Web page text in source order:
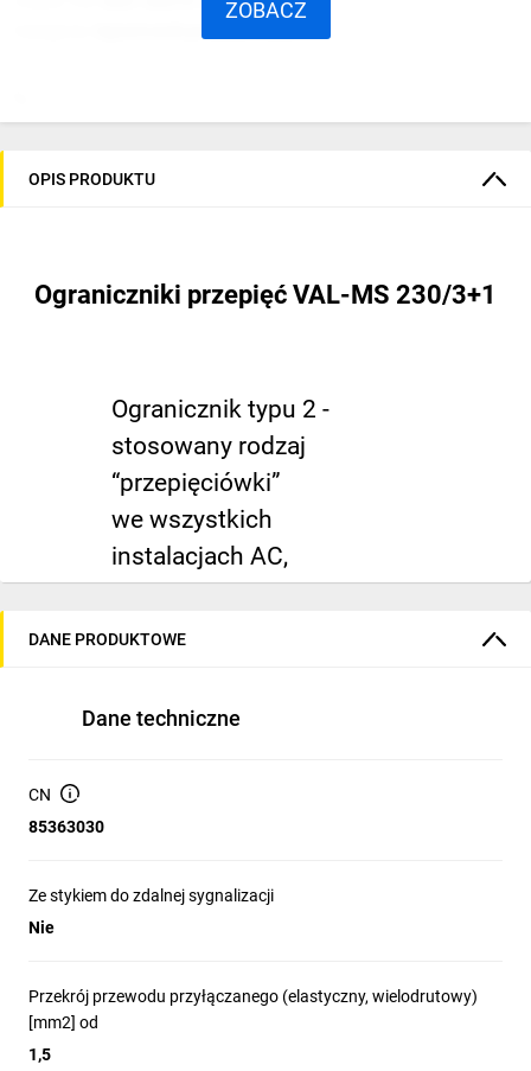
ZOBACZ
OPIS PRODUKTU
Ograniczniki przepięć VAL-MS 230/3+1
Ogranicznik typu 2 -
stosowany rodzaj
“przepięciówki”
we wszystkich
instalacjach AC,
mieszkaniowych jak i
przemysłowych.
połączeń 3+1 oferuje
Dobry poziom ochrony przy
DANE PRODUKTOWE
Dane techniczne
CN
85363030
Ze stykiem do zdalnej sygnalizacji
Nie
Przekrój przewodu przyłączanego (elastyczny, wielodrutowy)
[mm2] od
1,5